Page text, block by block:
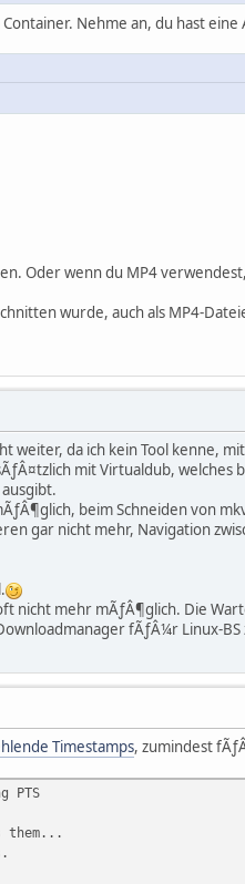
Nehme an, du hast eine
Oder wenn du MP4
wurde, auch als MP4-
da ich kein Tool kenne,
mit Virtualdub,
beim Schneiden von
gar nicht mehr, Navigation
nicht mehr mÃƒÂ¶glich. Die
fÃƒÂ¼r Linux-BS
Timestamps, zumindest
PTS
them...